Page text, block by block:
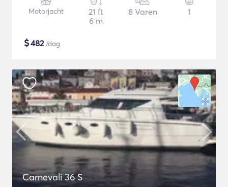
Motorjacht
21 ft
6 m
8 Varen 1
$482/dag
Carnevali 36 S